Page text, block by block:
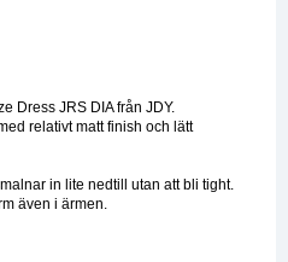
Dress JRS DIA från JDY.
relativt matt finish och lätt
in lite nedtill utan att bli tight.
även i ärmen.